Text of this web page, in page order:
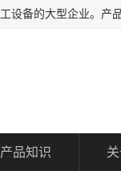
产品知识 关